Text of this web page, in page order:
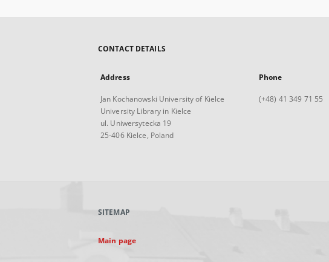
CONTACT DETAILS
Address
Jan Kochanowski University of Kielce
University Library in Kielce
ul. Uniwersytecka 19
25-406 Kielce, Poland
Phone
(+48) 41 349 71 55
SITEMAP
Main page